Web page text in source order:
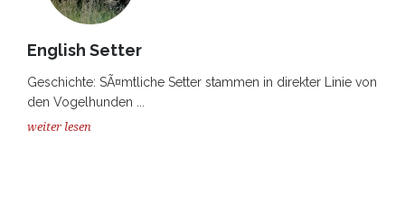
English Setter
Geschichte: SÃ¤mtliche Setter stammen in direkter Linie von
den Vogelhunden ...
weiter lesen